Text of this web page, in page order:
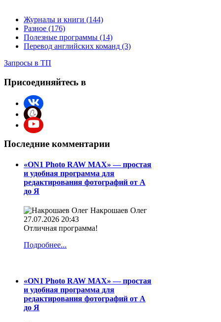
Журналы и книги (144)
Разное (176)
Полезные программы (14)
Перевод английских команд (3)
Запросы в ТП
Присоединяйтесь в
Последние комментарии
«ON1 Photo RAW MAX» — простая
и удобная программа для
редактирования фотографий от А
до Я
Накрошаев Олег
27.07.2026 20:43
Отличная программа!
Подробнее...
«ON1 Photo RAW MAX» — простая
и удобная программа для
редактирования фотографий от А
до Я